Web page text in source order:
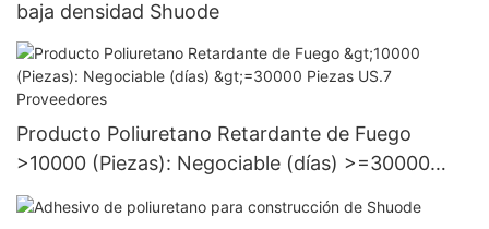
baja densidad Shuode
Producto Poliuretano Retardante de Fuego
>10000 (Piezas): Negociable (días) >=30000
Piezas US.7 Proveedores